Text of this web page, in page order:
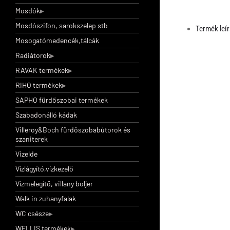
Termék
Mosdók
Mosdószifon, sarokszelep stb
Mosogatómedencék,tálcák
Radiátorok
RAVAK termékek
RIHO termékek
SAPHO fürdőszobai termékek
Szabadonálló kádak
Villeroy&Boch fürdőszobabútorok és
szaniterek
Vizelde
Vízlágyító,vízkezelő
Vízmelegítő, villany boljer
Walk in zuhanyfalak
WC csésze
WELLIS termékek